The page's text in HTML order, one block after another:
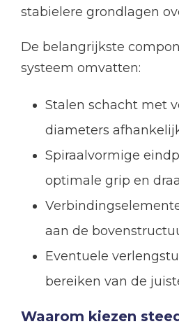
stabielere grondlagen
De belangrijkste
systeem omvatten:
Stalen schacht met
diameters
Spiraalvormige
optimale grip en
aan de
Eventuele
bereiken van de
Waarom kiezen